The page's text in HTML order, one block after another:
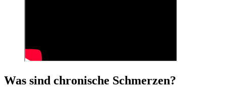
Was sind chronische Schmerzen?